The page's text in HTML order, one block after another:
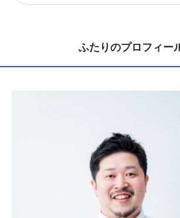
ふたりのプロフィー